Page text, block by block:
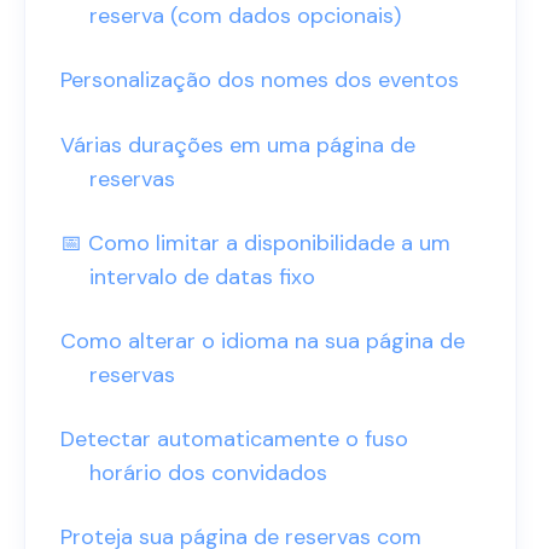
reserva (com dados opcionais)
Personalização dos nomes dos eventos
Várias durações em uma página de
reservas
📅 Como limitar a disponibilidade a um
intervalo de datas fixo
Como alterar o idioma na sua página de
reservas
Detectar automaticamente o fuso
horário dos convidados
Proteja sua página de reservas com